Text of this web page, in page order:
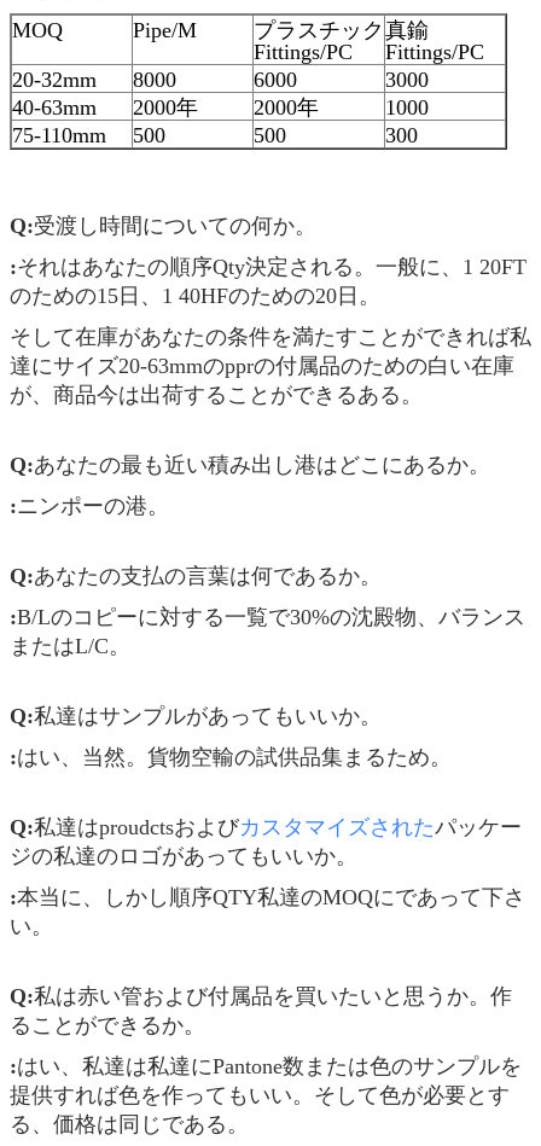
MOQ
Pipe/M
プラスチック
Fittings/PC
真鍮
Fittings/PC
20-32mm
8000 6000
3000
40-63mm
2000年 2000年
1000
75-110mm
500 500 300
Q:受渡し時間についての何か。
:それはあなたの順序Qty決定される。一般に、1 20FT
のための15日、1 40HFのための20日。
そして在庫があなたの条件を満たすことができれば私
達にサイズ20-63mmのpprの付属品のための白い在庫
が、商品今は出荷することができるある。
Q:あなたの最も近い積み出し港はどこにあるか。
:ニンポーの港。
Q:あなたの支払の言葉は何であるか。
:B/Lのコピーに対する一覧で30%の沈殿物、バランス
またはL/C。
Q:私達はサンプルがあってもいいか。
:はい、当然。貨物空輸の試供品集まるため。
Q:私達はproudctsおよびカスタマイズされたパッケー
ジの私達のロゴがあってもいいか。
:本当に、しかし順序QTY私達のMOQにであって下さ
い。
Q:私は赤い管および付属品を買いたいと思うか。作
ることができるか。
:はい、私達は私達にPantone数または色のサンプルを
提供すれば色を作ってもいい。そして色が必要とす
る、価格は同じである。